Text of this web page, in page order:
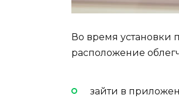
Во время установки
расположение
зайти в